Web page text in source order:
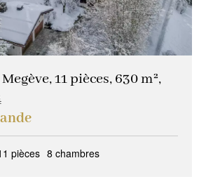
11 pièces, 630 m²,
pièces 8 chambres